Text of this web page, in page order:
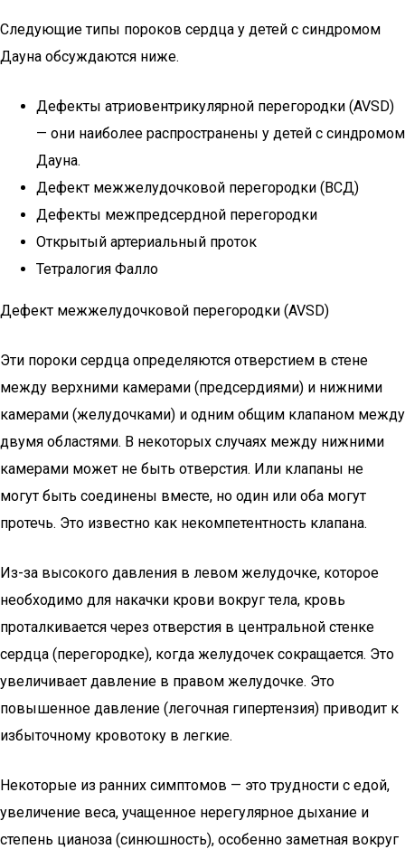
Следующие типы пороков сердца у детей с синдромом
Дауна обсуждаются ниже.
Дефекты атриовентрикулярной перегородки (AVSD)
— они наиболее распространены у детей с синдромом
Дауна.
Дефект межжелудочковой перегородки (ВСД)
Дефекты межпредсердной перегородки
Открытый артериальный проток
Тетралогия Фалло
Дефект межжелудочковой перегородки (AVSD)
Эти пороки сердца определяются отверстием в стене
между верхними камерами (предсердиями) и нижними
камерами (желудочками) и одним общим клапаном между
двумя областями. В некоторых случаях между нижними
камерами может не быть отверстия. Или клапаны не
могут быть соединены вместе, но один или оба могут
протечь. Это известно как некомпетентность клапана.
Из-за высокого давления в левом желудочке, которое
необходимо для накачки крови вокруг тела, кровь
проталкивается через отверстия в центральной стенке
сердца (перегородке), когда желудочек сокращается. Это
увеличивает давление в правом желудочке. Это
повышенное давление (легочная гипертензия) приводит к
избыточному кровотоку в легкие.
Некоторые из ранних симптомов — это трудности с едой,
увеличение веса, учащенное нерегулярное дыхание и
степень цианоза (синюшность), особенно заметная вокруг